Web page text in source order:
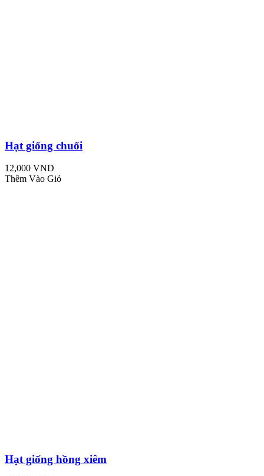
Hạt giống chuối
12,000 VND
Thêm Vào Giỏ
Hạt giống hồng xiêm